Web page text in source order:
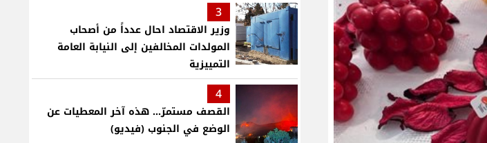
3
وزير الاقتصاد احال عدداً من أصحاب
المولدات المخالفين إلى النيابة العامة
التمييزية
4
القصف مستمرّ... هذه آخر المعطيات عن
الوضع في الجنوب (فيديو)